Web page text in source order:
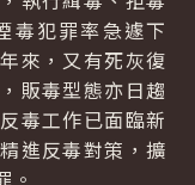
毒犯罪率急遽下
來，又有死灰復
販毒型態亦日趨
毒工作已面臨新
進反毒對策，擴
。